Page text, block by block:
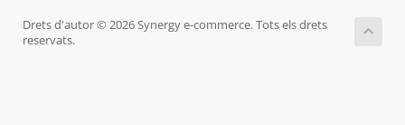
Drets d'autor © 2026 Synergy e-commerce. Tots els drets
reservats.